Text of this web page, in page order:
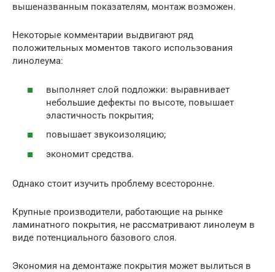
вышеназванным показателям, монтаж возможен.
Некоторые комментарии выдвигают ряд
положительных моментов такого использования
линолеума:
выполняет слой подложки: выравнивает
небольшие дефекты по высоте, повышает
эластичность покрытия;
повышает звукоизоляцию;
экономит средства.
Однако стоит изучить проблему всесторонне.
Крупные производители, работающие на рынке
ламинатного покрытия, не рассматривают линолеум в
виде потенциального базового слоя.
Экономия на демонтаже покрытия может вылиться в